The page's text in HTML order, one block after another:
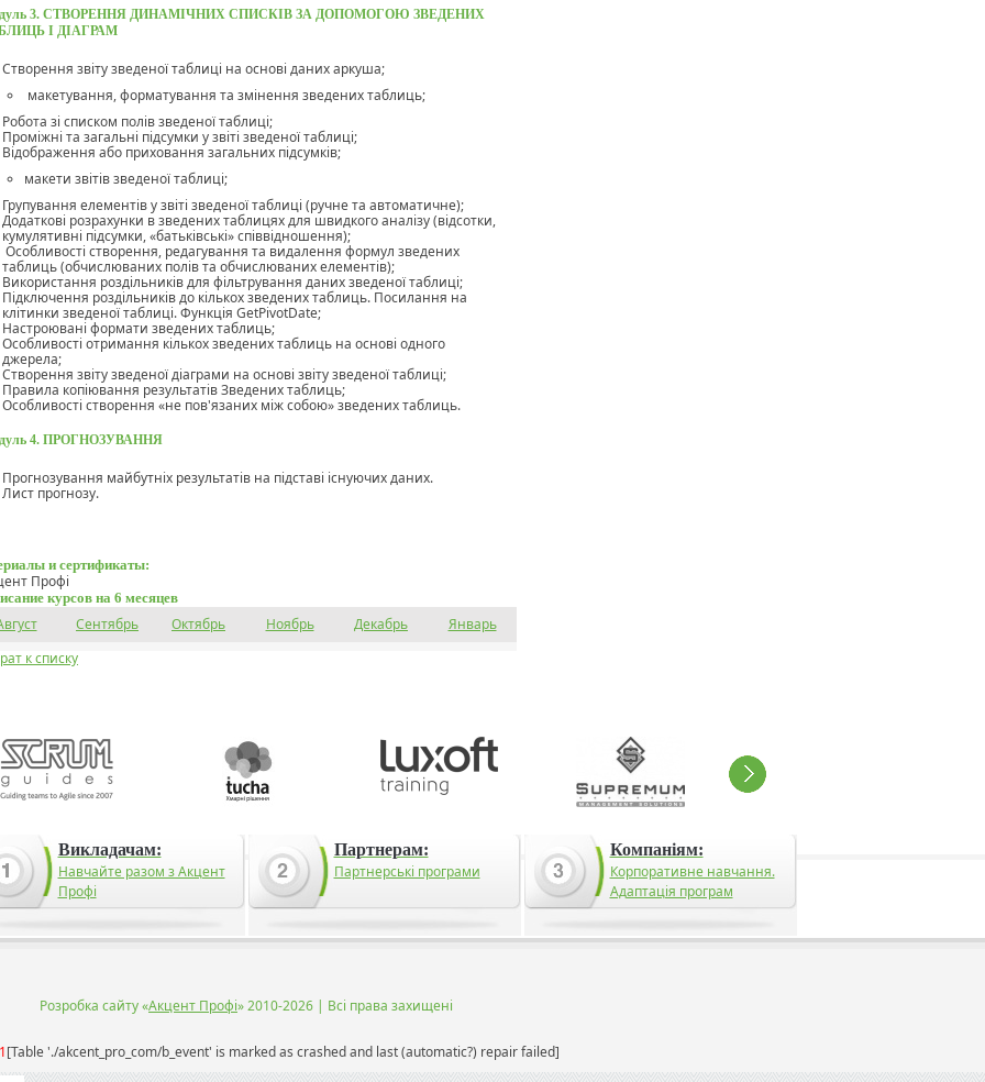
3. СТВОРЕННЯ ДИНАМІЧНИХ СПИСКІВ ЗА ДОПОМОГОЮ ЗВЕДЕНИХ
І ДІАГРАМ
Створення звіту зведеної таблиці на основі даних аркуша;
макетування, форматування та змінення зведених таблиць;
Робота зі списком полів зведеної таблиці;
Проміжні та загальні підсумки у звіті зведеної таблиці;
Відображення або приховання загальних підсумків;
макети звітів зведеної таблиці;
Групування елементів у звіті зведеної таблиці (ручне та автоматичне);
Додаткові розрахунки в зведених таблицях для швидкого аналізу (відсотки,
кумулятивні підсумки, «батьківські» співвідношення);
Особливості створення, редагування та видалення формул зведених
таблиць (обчислюваних полів та обчислюваних елементів);
Використання роздільників для фільтрування даних зведеної таблиці;
Підключення роздільників до кількох зведених таблиць. Посилання на
клітинки зведеної таблиці. Функція GetPivotDate;
Настроювані формати зведених таблиць;
Особливості отримання кількох зведених таблиць на основі одного
джерела;
Створення звіту зведеної діаграми на основі звіту зведеної таблиці;
Правила копіювання результатів Зведених таблиць;
Особливості створення «не пов'язаних між собою» зведених таблиць.
4. ПРОГНОЗУВАННЯ
Прогнозування майбутніх результатів на підставі існуючих даних.
Лист прогнозу.
и сертификаты:
Профі
курсов на 6 месяцев
Сентябрь Октябрь Ноябрь Декабрь
Январь
к списку
Викладачам:
Навчайте разом з Акцент
Профі
Партнерам:
Партнерські програми
Компаніям:
Корпоративне навчання.
Адаптація програм
Розробка сайту «Акцент Профі» 2010-2026 | Всі права захищені
[Table './akcent_pro_com/b_event' is marked as crashed and last (automatic?) repair failed]